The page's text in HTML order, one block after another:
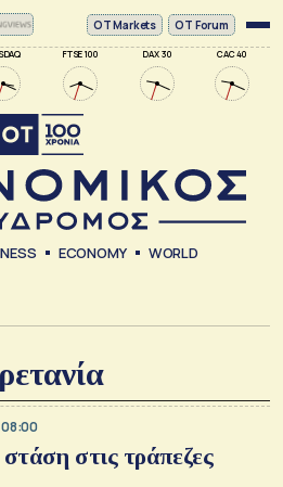
FTSE 100 DAX 30 CAC 40
ΟΤ Markets OT Forum
ECONOMY WORLD
στις τράπεζες